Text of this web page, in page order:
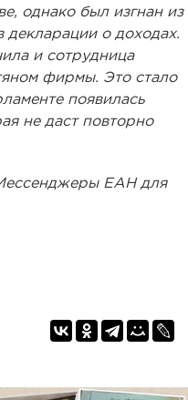
однако был изгнан из
декларации о доходах.
и сотрудница
фирмы. Это стало
появилась
не даст повторно
ЕАН для